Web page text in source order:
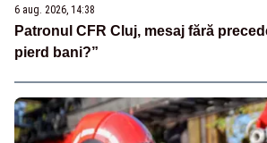
6 aug. 2026, 14:38
Patronul CFR Cluj, mesaj fără
pierd bani?”